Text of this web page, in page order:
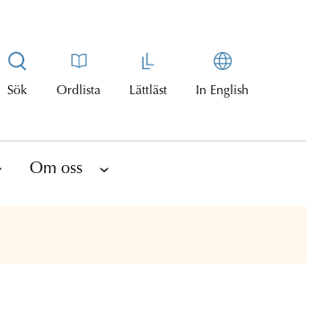
Sök Ordlista Lättläst In English
Om oss